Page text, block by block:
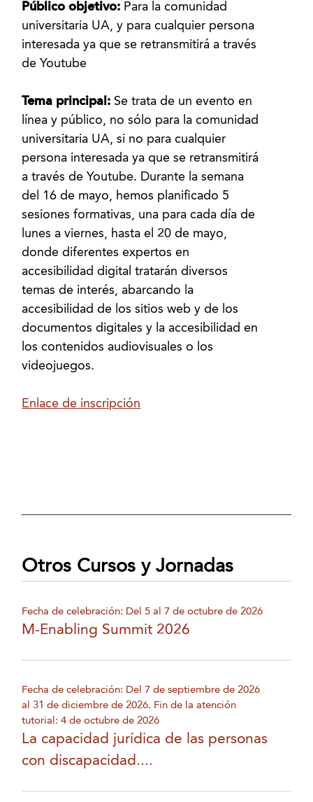
Público objetivo: Para la comunidad
universitaria UA, y para cualquier persona
interesada ya que se retransmitirá a través
de Youtube
Tema principal: Se trata de un evento en
línea y público, no sólo para la comunidad
universitaria UA, si no para cualquier
persona interesada ya que se retransmitirá
a través de Youtube. Durante la semana
del 16 de mayo, hemos planificado 5
sesiones formativas, una para cada día de
lunes a viernes, hasta el 20 de mayo,
donde diferentes expertos en
accesibilidad digital tratarán diversos
temas de interés, abarcando la
accesibilidad de los sitios web y de los
documentos digitales y la accesibilidad en
los contenidos audiovisuales o los
videojuegos.
Enlace de inscripción
Otros Cursos y Jornadas
Fecha de celebración: Del 5 al 7 de octubre de 2026
M-Enabling Summit 2026
Fecha de celebración: Del 7 de septiembre de 2026
al 31 de diciembre de 2026. Fin de la atención
tutorial: 4 de octubre de 2026
La capacidad jurídica de las personas
con discapacidad....